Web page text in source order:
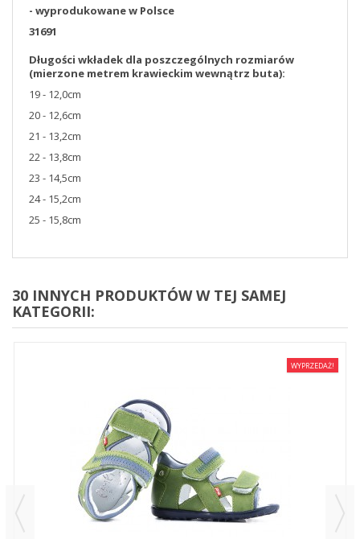
- wyprodukowane w Polsce
31691
Długości wkładek dla poszczególnych rozmiarów
(mierzone metrem krawieckim wewnątrz buta):
19 - 12,0cm
20 - 12,6cm
21 - 13,2cm
22 - 13,8cm
23 - 14,5cm
24 - 15,2cm
25 - 15,8cm
30 INNYCH PRODUKTÓW W TEJ SAMEJ
KATEGORII:
WYPRZEDAŻ!